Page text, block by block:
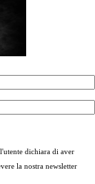
dichiara di aver